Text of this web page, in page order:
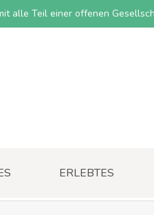
alle Teil einer offenen
ERLEBTES